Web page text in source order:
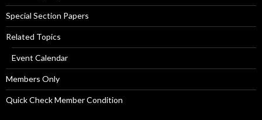
Special Section Papers
Related Topics
Event Calendar
Members Only
Quick Check Member Condition